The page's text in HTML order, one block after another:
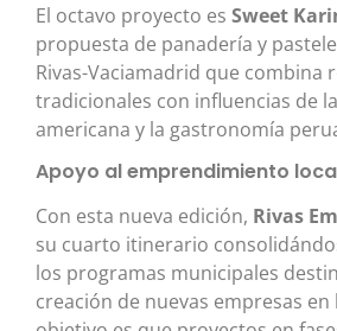
El octavo proyecto es Sweet
propuesta de panadería y
Rivas-Vaciamadrid que combina
tradicionales con influencias de
americana y la gastronomía
Apoyo al emprendimiento
Con esta nueva edición, Rivas
su cuarto itinerario
los programas municipales
creación de nuevas empresas en